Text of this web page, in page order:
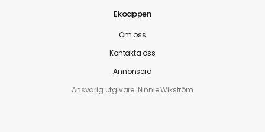
Ekoappen
Om oss
Kontakta oss
Annonsera
Ansvarig utgivare: Ninnie Wikström